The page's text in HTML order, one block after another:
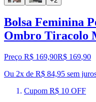
Bolsa Feminina
Ombro Tiracolo
Preço R$ 169,90R$ 169,90
Ou 2x de R$ 84,95 sem
Cupom R$ 10 OFF